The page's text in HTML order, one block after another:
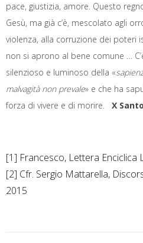
pace, giustizia, amore. Questo
Gesù, ma già c’è, mescolato agli
violenza, alla corruzione dei poteri
non si aprono al bene comune …
silenzioso e luminoso della «
malvagità non prevale» e che ha
forza di vivere e di morire. X
[1] Francesco, Lettera Enciclica
[2] Cfr. Sergio Mattarella,
2015